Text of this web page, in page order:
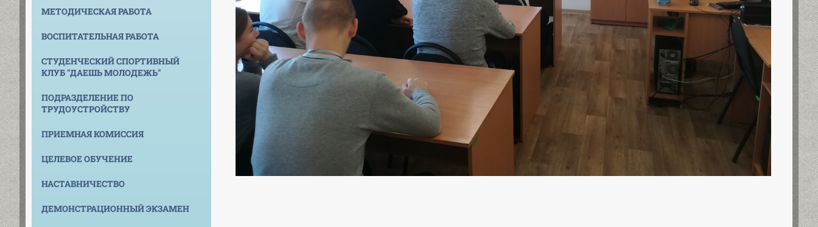
МЕТОДИЧЕСКАЯ РАБОТА
ВОСПИТАТЕЛЬНАЯ РАБОТА
СТУДЕНЧЕСКИЙ СПОРТИВНЫЙ
КЛУБ "ДАЕШЬ МОЛОДЕЖЬ"
ПОДРАЗДЕЛЕНИЕ ПО
ТРУДОУСТРОЙСТВУ
ПРИЕМНАЯ КОМИССИЯ
ЦЕЛЕВОЕ ОБУЧЕНИЕ
НАСТАВНИЧЕСТВО
ДЕМОНСТРАЦИОННЫЙ ЭКЗАМЕН